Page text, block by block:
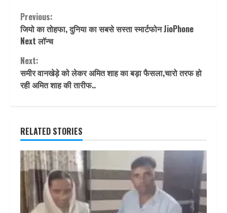
Continue
Reading
Previous:
जियो का तोहफा, दुनिया का सबसे सस्ता स्मार्टफोन JioPhone
Next लॉन्च
Next:
समीर वानखेड़े को लेकर अमित शाह का बड़ा फैसला,चारो तरफ हो
रही अमित शाह की तारीफ..
RELATED STORIES